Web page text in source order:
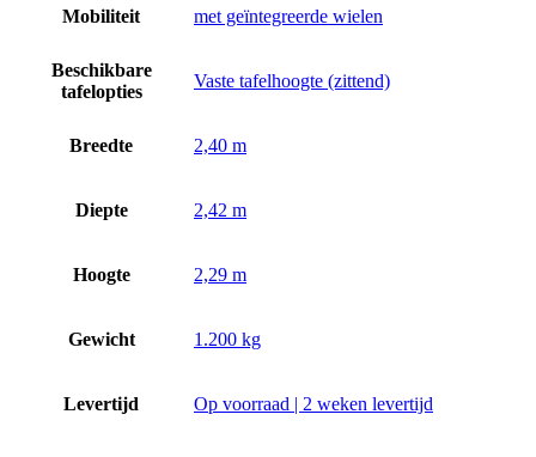
Mobiliteit met geïntegreerde wielen
Beschikbare
tafelopties
Vaste tafelhoogte (zittend)
Breedte 2,40 m
Diepte 2,42 m
Hoogte 2,29 m
Gewicht 1.200 kg
Levertijd Op voorraad | 2 weken levertijd